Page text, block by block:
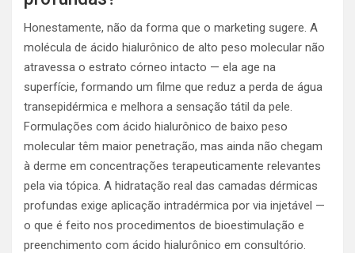
Honestamente, não da forma que o marketing sugere. A
molécula de ácido hialurônico de alto peso molecular não
atravessa o estrato córneo intacto — ela age na
superfície, formando um filme que reduz a perda de água
transepidérmica e melhora a sensação tátil da pele.
Formulações com ácido hialurônico de baixo peso
molecular têm maior penetração, mas ainda não chegam
à derme em concentrações terapeuticamente relevantes
pela via tópica. A hidratação real das camadas dérmicas
profundas exige aplicação intradérmica por via injetável —
o que é feito nos procedimentos de bioestimulação e
preenchimento com ácido hialurônico em consultório.